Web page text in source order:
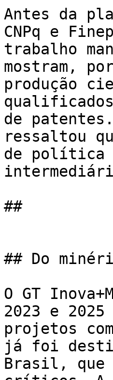
Antes da
CNPq e
trabalho
mostram,
produção
de
ressaltou
de política
##
## Do
O GT
2023 e
projetos
já foi
Brasil, que